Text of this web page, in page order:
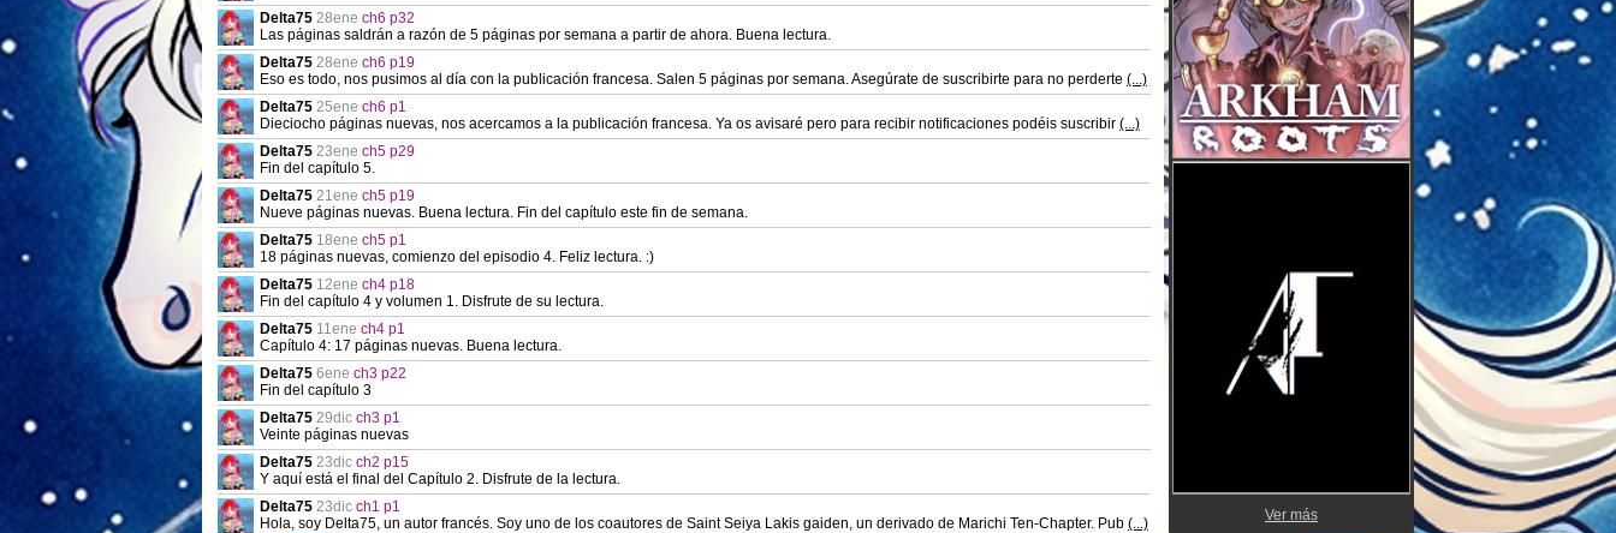
Delta75 28ene ch6 p32
Las páginas saldrán a razón de 5 páginas por semana a partir de ahora. Buena lectura.
Delta75 28ene ch6 p19
Eso es todo, nos pusimos al día con la publicación francesa. Salen 5 páginas por semana. Asegúrate de suscribirte para no perderte (...)
Delta75 25ene ch6 p1
Dieciocho páginas nuevas, nos acercamos a la publicación francesa. Ya os avisaré pero para recibir notificaciones podéis suscribir (...)
Delta75 23ene ch5 p29
Fin del capítulo 5.
Delta75 21ene ch5 p19
Nueve páginas nuevas. Buena lectura. Fin del capítulo este fin de semana.
Delta75 18ene ch5 p1
18 páginas nuevas, comienzo del episodio 4. Feliz lectura. :)
Delta75 12ene ch4 p18
Fin del capítulo 4 y volumen 1. Disfrute de su lectura.
Delta75 11ene ch4 p1
Capítulo 4: 17 páginas nuevas. Buena lectura.
Delta75 6ene ch3 p22
Fin del capítulo 3
Delta75 29dic ch3 p1
Veinte páginas nuevas
Delta75 23dic ch2 p15
Y aquí está el final del Capítulo 2. Disfrute de la lectura.
Delta75 23dic ch1 p1
Hola, soy Delta75, un autor francés. Soy uno de los coautores de Saint Seiya Lakis gaiden, un derivado de Marichi Ten-Chapter. Pub (...) Ver más